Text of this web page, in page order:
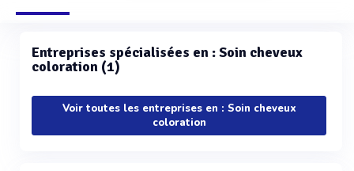
Entreprises spécialisées en : Soin cheveux
coloration (1)
Voir toutes les entreprises en : Soin cheveux
coloration